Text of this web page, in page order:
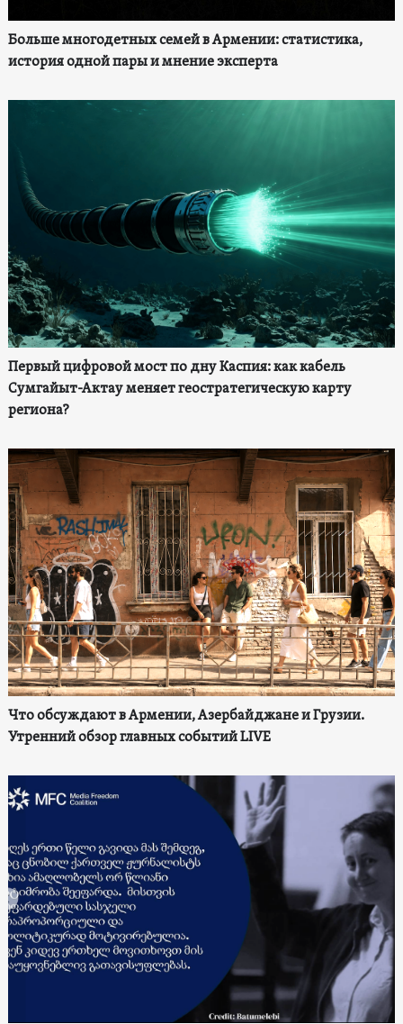
Больше многодетных семей в Армении: статистика,
история одной пары и мнение эксперта
Первый цифровой мост по дну Каспия: как кабель
Сумгайыт-Актау меняет геостратегическую карту
региона?
Что обсуждают в Армении, Азербайджане и Грузии.
Утренний обзор главных событий LIVE